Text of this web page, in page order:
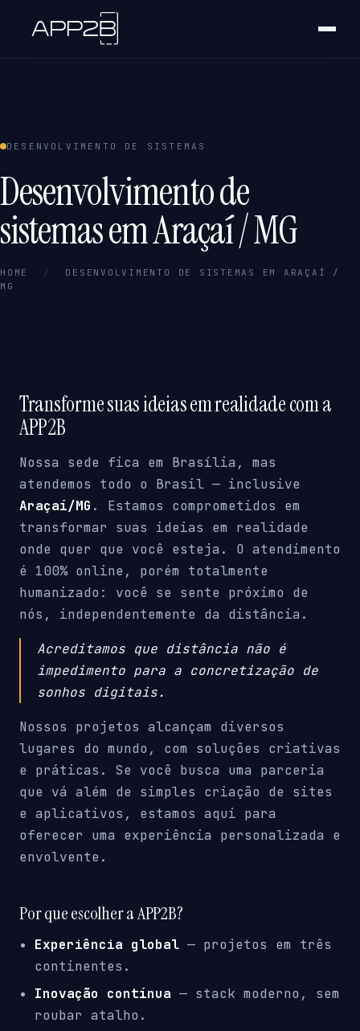
DESENVOLVIMENTO DE SISTEMAS
Desenvolvimento de
sistemas em Araçaí / MG
HOME /
DESENVOLVIMENTO DE SISTEMAS EM ARAÇAÍ /
MG
Transforme suas ideias em realidade com a
APP2B
Nossa sede fica em Brasília, mas
atendemos todo o Brasil — inclusive
Araçaí/MG . Estamos comprometidos em
transformar suas ideias em realidade
onde quer que você esteja. O atendimento
é 100% online, porém totalmente
humanizado: você se sente próximo de
nós, independentemente da distância.
Acreditamos que distância não é
impedimento para a concretização de
sonhos digitais.
Nossos projetos alcançam diversos
lugares do mundo, com soluções criativas
e práticas. Se você busca uma parceria
que vá além de simples criação de sites
e aplicativos, estamos aqui para
oferecer uma experiência personalizada e
envolvente.
Por que escolher a APP2B?
Experiência global — projetos em três
continentes.
Inovação contínua — stack moderno, sem
roubar atalho.